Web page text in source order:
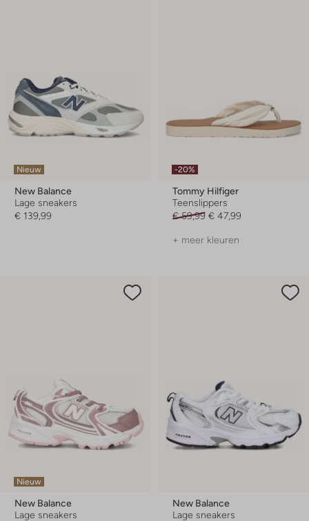
Nieuw
New Balance
Lage sneakers
€ 139,99
-20%
Tommy Hilfiger
Teenslippers
€ 59,99 € 47,99
+ meer kleuren
Nieuw
New Balance
Lage sneakers
New Balance
Lage sneakers